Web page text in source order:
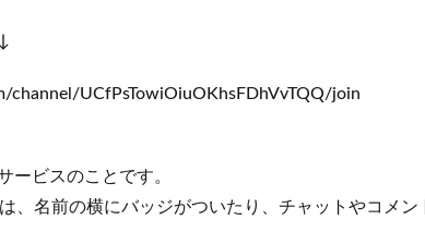
channel/UCfPsTowiOiuOKhsFDhVvTQQ/join
ービスのことです。
、名前の横にバッジがついたり、チャットやコメ